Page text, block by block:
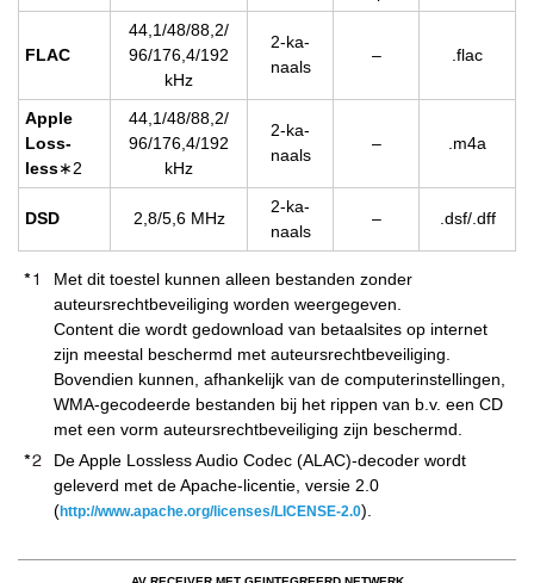
FLAC
44,1/48/88,2/
96/176,4/192
kHz
2-ka­
naals
– .flac
Apple
Los­s­
less∗2
44,1/48/88,2/
96/176,4/192
kHz
2-ka­
naals
– .m4a
DSD 2,8/5,6 MHz
2-ka­
naals
– .dsf/.dff
Met dit toestel kunnen alleen bestanden zonder
auteursrechtbeveiliging worden weergegeven.
Content die wordt gedownload van betaalsites op internet
zijn meestal beschermd met auteursrechtbeveiliging.
Bovendien kunnen, afhankelijk van de computerinstellingen,
WMA-gecodeerde bestanden bij het rippen van b.v. een CD
met een vorm auteursrechtbeveiliging zijn beschermd.
De Apple Lossless Audio Codec (ALAC)-decoder wordt
geleverd met de Apache-licentie, versie 2.0
(http://www.apache.org/licenses/LICENSE-2.0).